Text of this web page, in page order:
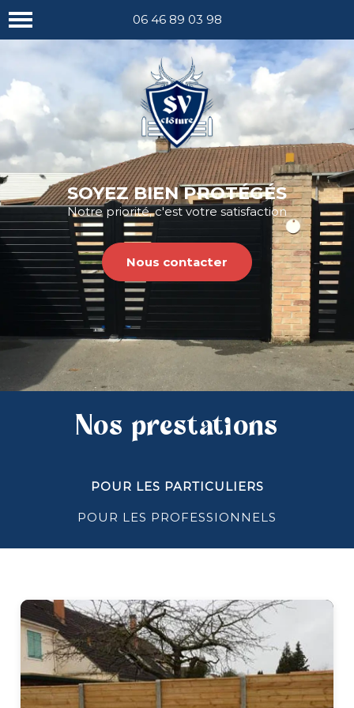
06 46 89 03 98
SOYEZ BIEN PROTÉGÉS
Notre priorité, c'est votre satisfaction
Nous contacter
Nos prestations
POUR LES PARTICULIERS
POUR LES PROFESSIONNELS